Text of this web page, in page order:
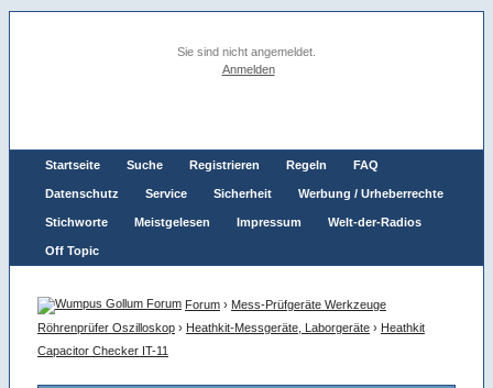
Sie sind nicht angemeldet.
Anmelden
Startseite Suche Registrieren Regeln FAQ
Datenschutz Service Sicherheit Werbung / Urheberrechte
Stichworte Meistgelesen Impressum Welt-der-Radios
Off Topic
Forum › Mess-Prüfgeräte Werkzeuge
Röhrenprüfer Oszilloskop › Heathkit-Messgeräte, Laborgeräte › Heathkit
Capacitor Checker IT-11